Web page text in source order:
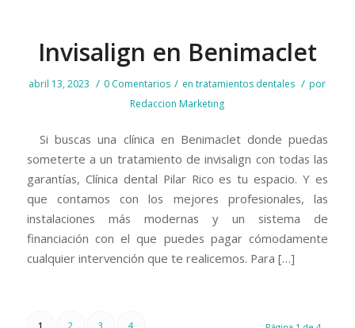
Invisalign en Benimaclet
abril 13, 2023 / 0 Comentarios / entratamientos dentales / por
Redaccion Marketing
Si buscas una clínica en Benimaclet donde puedas
someterte a un tratamiento de invisalign con todas las
garantías, Clínica dental Pilar Rico es tu espacio. Y es
que contamos con los mejores profesionales, las
instalaciones más modernas y un sistema de
financiación con el que puedes pagar cómodamente
cualquier intervención que te realicemos. Para […]
1 2 3 4